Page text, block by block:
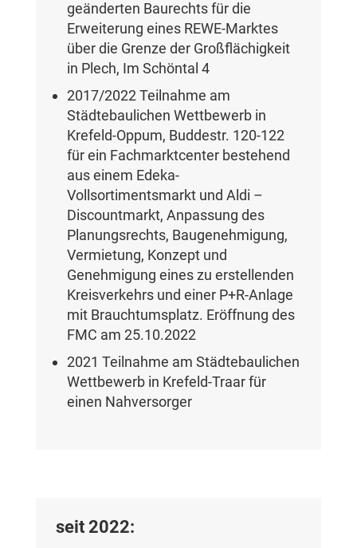
geänderten Baurechts für die
Erweiterung eines REWE-Marktes
über die Grenze der Großflächigkeit
in Plech, Im Schöntal 4
2017/2022 Teilnahme am
Städtebaulichen Wettbewerb in
Krefeld-Oppum, Buddestr. 120-122
für ein Fachmarktcenter bestehend
aus einem Edeka-
Vollsortimentsmarkt und Aldi –
Discountmarkt, Anpassung des
Planungsrechts, Baugenehmigung,
Vermietung, Konzept und
Genehmigung eines zu erstellenden
Kreisverkehrs und einer P+R-Anlage
mit Brauchtumsplatz. Eröffnung des
FMC am 25.10.2022
2021 Teilnahme am Städtebaulichen
Wettbewerb in Krefeld-Traar für
einen Nahversorger
seit 2022: